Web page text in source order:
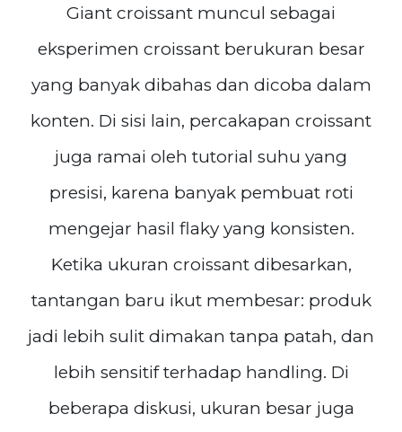
Giant croissant muncul sebagai
eksperimen croissant berukuran besar
yang banyak dibahas dan dicoba dalam
konten. Di sisi lain, percakapan croissant
juga ramai oleh tutorial suhu yang
presisi, karena banyak pembuat roti
mengejar hasil flaky yang konsisten.
Ketika ukuran croissant dibesarkan,
tantangan baru ikut membesar: produk
jadi lebih sulit dimakan tanpa patah, dan
lebih sensitif terhadap handling. Di
beberapa diskusi, ukuran besar juga